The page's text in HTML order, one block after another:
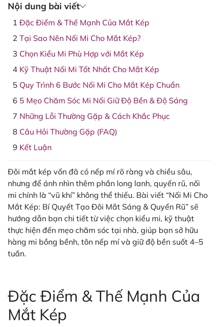
Nội dung bài viết
Đặc Điểm & Thế Mạnh Của Mắt Kép
Tại Sao Nên Nối Mi Cho Mắt Kép?
Chọn Kiểu Mi Phù Hợp với Mắt Kép
Kỹ Thuật Nối Mi Tốt Nhất Cho Mắt Kép
Quy Trình 6 Bước Nối Mi Cho Mắt Kép Chuẩn
5 Mẹo Chăm Sóc Mi Nối Giữ Độ Bền & Độ Sáng
Những Lỗi Thường Gặp & Cách Khắc Phục
Câu Hỏi Thường Gặp (FAQ)
Kết Luận
Đôi mắt kép vốn đã có nếp mí rõ ràng và chiều sâu,
nhưng để ánh nhìn thêm phần long lanh, quyến rũ, nối
mi chính là “vũ khí” không thể thiếu. Bài viết “Nối Mi Cho
Mắt Kép: Bí Quyết Tạo Đôi Mắt Sáng & Quyến Rũ” sẽ
hướng dẫn bạn chi tiết từ việc chọn kiểu mi, kỹ thuật
thực hiện đến mẹo chăm sóc tại nhà, giúp bạn sở hữu
hàng mi bồng bềnh, tôn nếp mí và giữ độ bền suốt 4–5
tuần.
Đặc Điểm & Thế Mạnh Của
Mắt Kép